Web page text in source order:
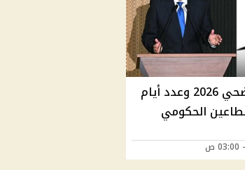
موعد إجازة عيد الأضحي 2026 وعدد أيام
الحكومي